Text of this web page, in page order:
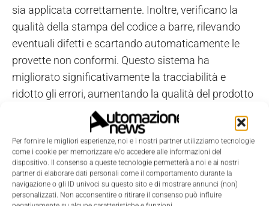
Per fornire le migliori esperienze, noi e i nostri partner utilizziamo tecnologie
come i cookie per memorizzare e/o accedere alle informazioni del
dispositivo. Il consenso a queste tecnologie permetterà a noi e ai nostri
partner di elaborare dati personali come il comportamento durante la
navigazione o gli ID univoci su questo sito e di mostrare annunci (non)
personalizzati. Non acconsentire o ritirare il consenso può influire
sia applicata correttamente. Inoltre, verificano la
qualità della stampa del codice a barre, rilevando
eventuali difetti e scartando automaticamente le
provette non conformi. Questo sistema ha
migliorato significativamente la tracciabilità e
ridotto gli errori, aumentando la qualità del prodotto
La simulazione e il test
La fase chiave del progetto è statala simulazione
preliminare, che ha testato virtualmente l'intero